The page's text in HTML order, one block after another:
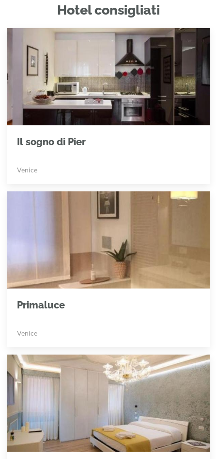
Hotel consigliati
Il sogno di Pier
Venice
Primaluce
Venice